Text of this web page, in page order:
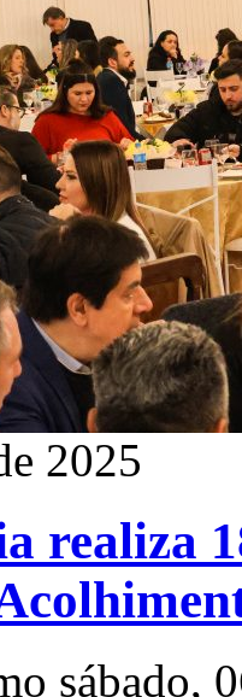
2025
realiza
sábado,